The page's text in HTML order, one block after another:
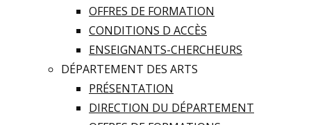
OFFRES DE FORMATION
CONDITIONS D ACCÈS
ENSEIGNANTS-CHERCHEURS
DÉPARTEMENT DES ARTS
PRÉSENTATION
DIRECTION DU DÉPARTEMENT